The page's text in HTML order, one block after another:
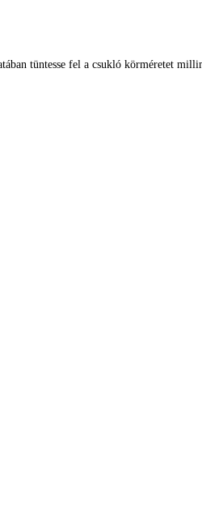
tüntesse fel a csukló körméretet